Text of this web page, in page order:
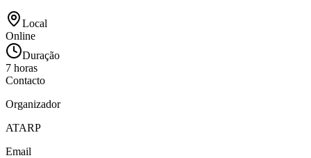
Local
Online
Duração
7 horas
Contacto
Organizador
ATARP
Email